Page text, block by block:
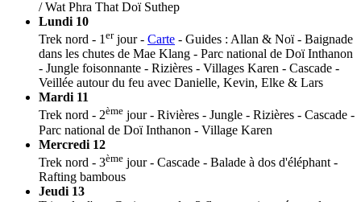
/ Wat Phra That Doï Suthep
Lundi 10
Trek nord - 1 erjour - Carte - Guides : Allan & Noï - Baignade
dans les chutes de Mae Klang - Parc national de Doï Inthanon
- Jungle foisonnante - Rizières - Villages Karen - Cascade -
Veillée autour du feu avec Danielle, Kevin, Elke & Lars
Mardi 11
Trek nord - 2ème jour - Rivières - Jungle - Rizières - Cascade -
Parc national de Doï Inthanon - Village Karen
Mercredi 12
Trek nord - 3ème jour - Cascade - Balade à dos d'éléphant -
Rafting bambous
Jeudi 13